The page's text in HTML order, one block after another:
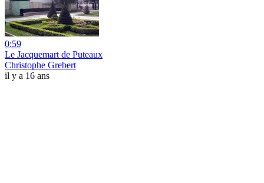
0:59
Le Jacquemart de Puteaux
Christophe Grebert
il y a 16 ans